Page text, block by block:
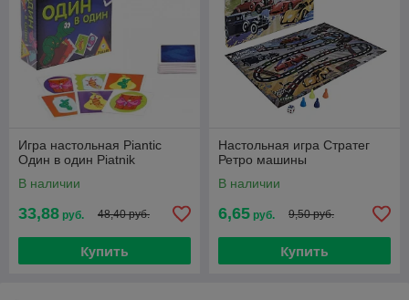
Игра настольная Piantic
Один в один Piatnik
В наличии
33,88 руб. 48,40 руб.
Купить
Настольная игра Стратег
Ретро машины
В наличии
6,65 руб. 9,50 руб.
Купить